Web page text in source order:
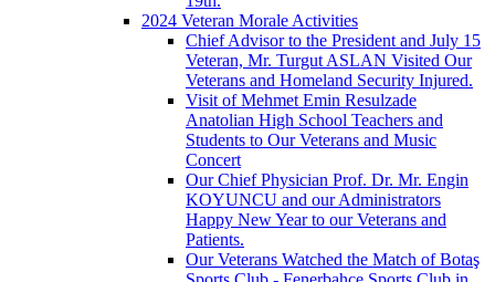
2024 Veteran Morale Activities
Chief Advisor to the President and July 15
Veteran, Mr. Turgut ASLAN Visited Our
Veterans and Homeland Security Injured.
Visit of Mehmet Emin Resulzade
Anatolian High School Teachers and
Students to Our Veterans and Music
Concert
Our Chief Physician Prof. Dr. Mr. Engin
KOYUNCU and our Administrators
Happy New Year to our Veterans and
Patients.
Our Veterans Watched the Match of Botaş